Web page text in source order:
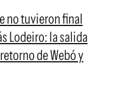
no tuvieron final
Lodeiro: la salida
de Webó y